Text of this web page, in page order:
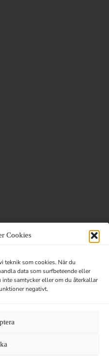
Cookies
teknik som cookies. När du
data som surfbeteende eller
samtycker eller om du återkallar
negativt.